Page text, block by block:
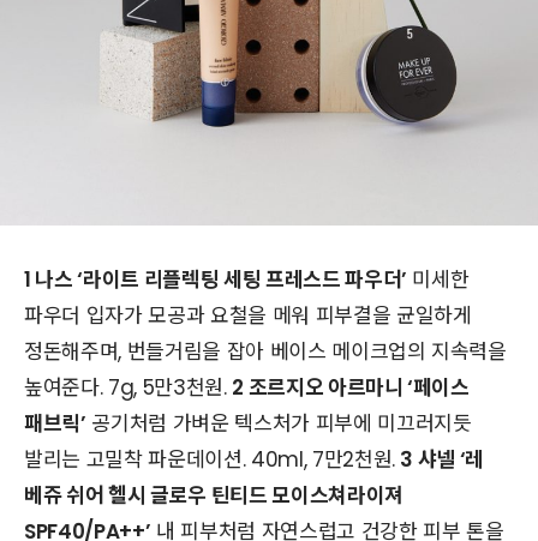
1 나스 ‘라이트 리플렉팅 세팅 프레스드 파우더’ 미세한
파우더 입자가 모공과 요철을 메워 피부결을 균일하게
정돈해주며, 번들거림을 잡아 베이스 메이크업의 지속력을
높여준다. 7g, 5만3천원. 2 조르지오 아르마니 ‘페이스
패브릭’ 공기처럼 가벼운 텍스처가 피부에 미끄러지듯
발리는 고밀착 파운데이션. 40ml, 7만2천원. 3 샤넬 ‘레
베쥬 쉬어 헬시 글로우 틴티드 모이스쳐라이져
SPF40/PA++’ 내 피부처럼 자연스럽고 건강한 피부 톤을